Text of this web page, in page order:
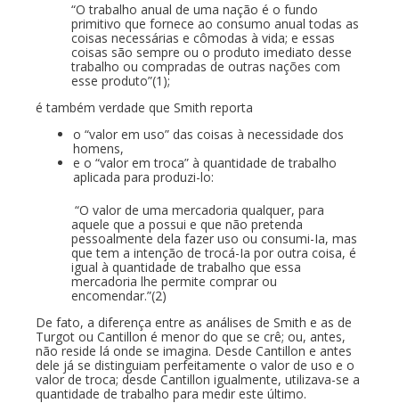
“O trabalho anual de uma nação é o fundo
primitivo que fornece ao consumo anual todas as
coisas necessárias e cômodas à vida; e essas
coisas são sempre ou o produto imediato desse
trabalho ou compradas de outras nações com
esse produto”(1);
é também verdade que Smith reporta
o “valor em uso” das coisas à necessidade dos
homens,
e o “valor em troca” à quantidade de trabalho
aplicada para produzi-lo:
“O valor de uma mercadoria qualquer, para
aquele que a possui e que não pretenda
pessoalmente dela fazer uso ou consumi-Ia, mas
que tem a intenção de trocá-Ia por outra coisa, é
igual à quantidade de trabalho que essa
mercadoria lhe permite comprar ou
encomendar.”(2)
De fato, a diferença entre as análises de Smith e as de
Turgot ou Cantillon é menor do que se crê; ou, antes,
não reside lá onde se imagina. Desde Cantillon e antes
dele já se distinguiam perfeitamente o valor de uso e o
valor de troca; desde Cantillon igualmente, utilizava-se a
quantidade de trabalho para medir este último.